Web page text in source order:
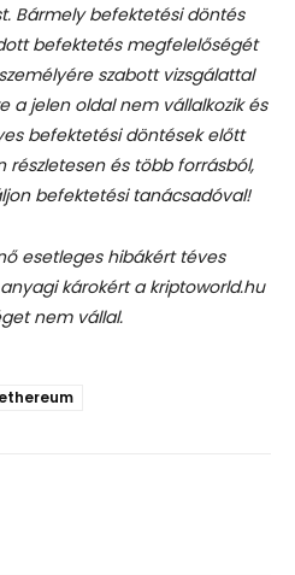
Bármely befektetési döntés
befektetés megfelelőségét
szabott vizsgálattal
a jelen oldal nem vállalkozik és
befektetési döntések előtt
részletesen és több forrásból,
befektetési tanácsadóval!
esetleges hibákért téves
károkért a kriptoworld.hu
nem vállal.
ethereum